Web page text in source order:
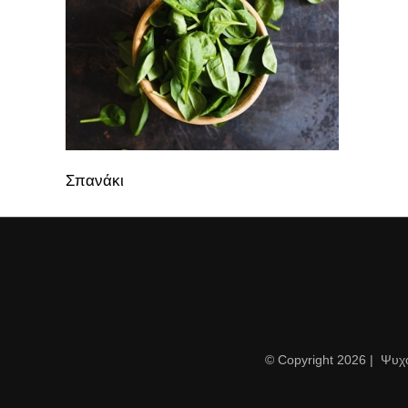
Σπανάκι
© Copyright 2026 |